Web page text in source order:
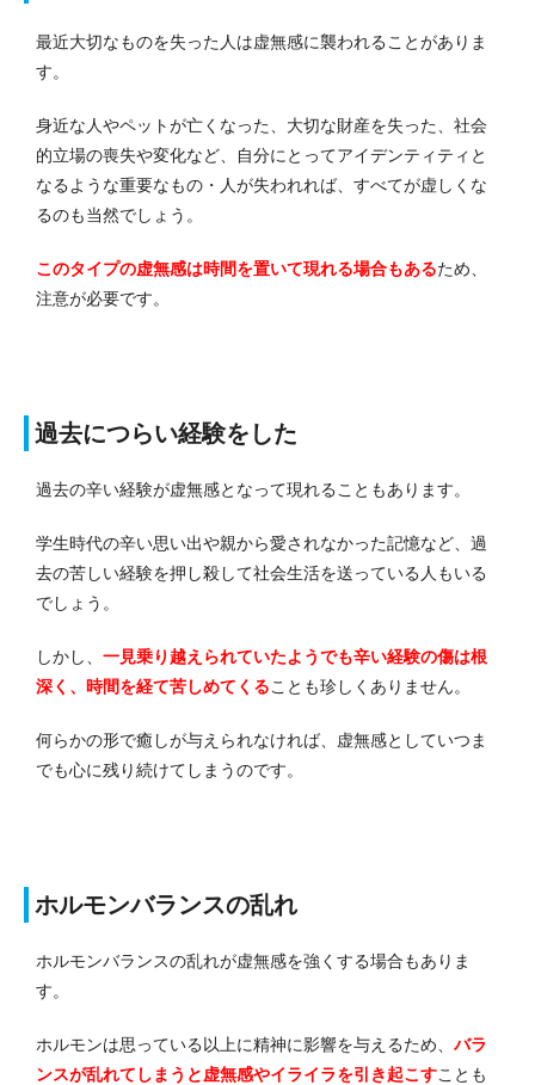
最近大切なものを失った人は虚無感に襲われることがありま
す。
身近な人やペットが亡くなった、大切な財産を失った、社会
的立場の喪失や変化など、自分にとってアイデンティティと
なるような重要なもの・人が失われれば、すべてが虚しくな
るのも当然でしょう。
このタイプの虚無感は時間を置いて現れる場合もあるため、
注意が必要です。
過去につらい経験をした
過去の辛い経験が虚無感となって現れることもあります。
学生時代の辛い思い出や親から愛されなかった記憶など、過
去の苦しい経験を押し殺して社会生活を送っている人もいる
でしょう。
しかし、 一見乗り越えられていたようでも辛い経験の傷は根
深く、時間を経て苦しめてくることも珍しくありません。
何らかの形で癒しが与えられなければ、虚無感としていつま
でも心に残り続けてしまうのです。
ホルモンバランスの乱れ
ホルモンバランスの乱れが虚無感を強くする場合もありま
す。
ホルモンは思っている以上に精神に影響を与えるため、 バラ
ンスが乱れてしまうと虚無感やイライラを引き起こすことも